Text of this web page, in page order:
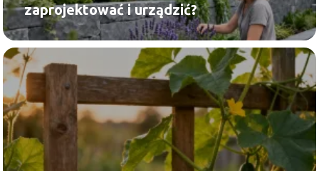
zaprojektować i urządzić?